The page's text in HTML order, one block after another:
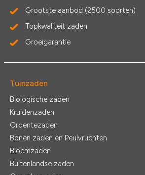
Grootste aanbod (2500 soorten)
Topkwaliteit zaden
Groeigarantie
Tuinzaden
Biologische zaden
Kruidenzaden
Groentezaden
Bonen zaden en Peulvruchten
Bloemzaden
Buitenlandse zaden